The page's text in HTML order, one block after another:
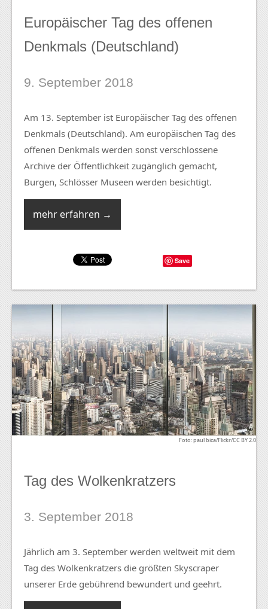
Europäischer Tag des offenen
Denkmals (Deutschland)
9. September 2018
Am 13. September ist Europäischer Tag des offenen
Denkmals (Deutschland). Am europäischen Tag des
offenen Denkmals werden sonst verschlossene
Archive der Öffentlichkeit zugänglich gemacht,
Burgen, Schlösser Museen werden besichtigt.
mehr erfahren →
Save
Foto: paul bica/Flickr/CC BY 2.0
Tag des Wolkenkratzers
3. September 2018
Jährlich am 3. September werden weltweit mit dem
Tag des Wolkenkratzers die größten Skyscraper
unserer Erde gebührend bewundert und geehrt.